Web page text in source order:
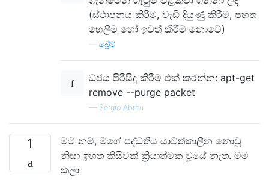
(ස්ථාපනය කිරීම, වැඩි දියුණු කිරීම, පහත
හෙලීම හෝ ඉවත් කිරීම නොවේ)
බ්‍රේම්
ධජය පිරිසිදු කිරීම එක් කරන්න: apt-get
remove --purge packet
— Sergio Abreu
1
මට නම්, මගේ පද්ධතිය යාවත්කාලීන නොවූ
නිසා ඉහත කිසිවක් ක්‍රියාත්මක වූයේ නැත. මම
කලා